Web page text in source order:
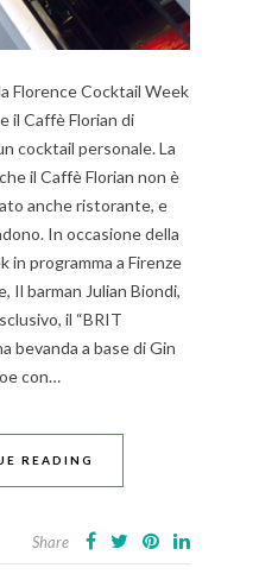
Florence Cocktail Week
il Caffè Florian di
cocktail personale. La
il Caffè Florian non è
anche ristorante, e
In occasione della
in programma a Firenze
Il barman Julian Biondi,
il “BRIT
bevanda a base di Gin
con…
READING
Share